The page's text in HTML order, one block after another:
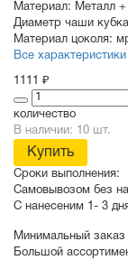
Материал: Металл
Диаметр чаши
Материал цоколя:
Все
1111 ₽
количество
В наличии: 10 шт.
Купить
Сроки выполнения:
Самовывозом без
С нанесеним 1- 3
Минимальный заказ
Большой